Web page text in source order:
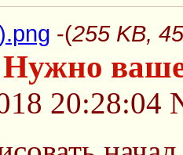
-(255 KB,
Нужно
20:28:04